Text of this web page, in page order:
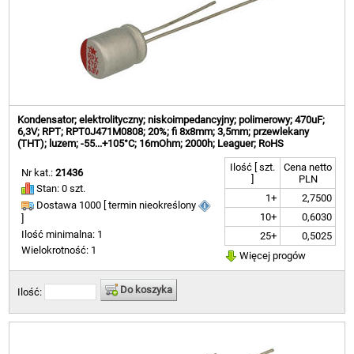
Kondensator; elektrolityczny; niskoimpedancyjny; polimerowy; 470uF;
6,3V; RPT; RPT0J471M0808; 20%; fi 8x8mm; 3,5mm; przewlekany
(THT); luzem; -55...+105°C; 16mOhm; 2000h; Leaguer; RoHS
Nr kat.:21436
Stan: 0 szt.
Dostawa 1000 [ termin nieokreślony
Ilość minimalna: 1
Wielokrotność: 1
Ilość [ szt.
Cena netto
PLN
1+
2,7500
10+
0,6030
25+
0,5025
Więcej progów
Ilość: Do koszyka